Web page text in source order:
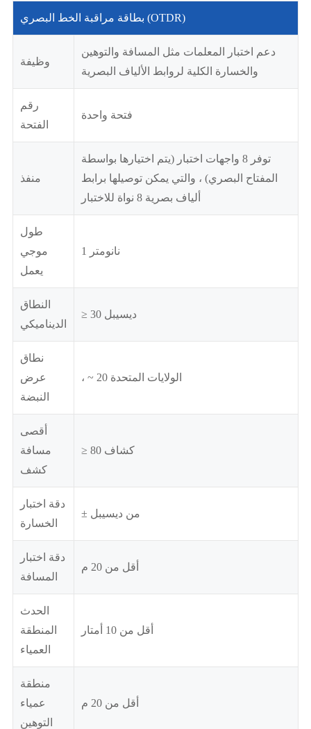
بطاقة مراقبة الخط البصري (OTDR)
وظيفة
دعم اختبار المعلمات مثل المسافة والتوهين
والخسارة الكلية لروابط الألياف البصرية
رقم
الفتحة
فتحة واحدة
منفذ
توفر 8 واجهات اختبار (يتم اختيارها بواسطة
المفتاح البصري) ، والتي يمكن توصيلها برابط
ألياف بصرية 8 نواة للاختبار
طول
موجي
يعمل
1 نانومتر
النطاق
الديناميكي
≥ 30 ديسيبل
نطاق
عرض
النبضة
، ~ 20 الولايات المتحدة
أقصى
مسافة
كشف
≥ 80 كشاف
دقة اختبار
الخسارة
± من ديسيبل
دقة اختبار
المسافة
أقل من 20 م
الحدث
المنطقة
العمياء
أقل من 10 أمتار
منطقة
عمياء
التوهين
أقل من 20 م